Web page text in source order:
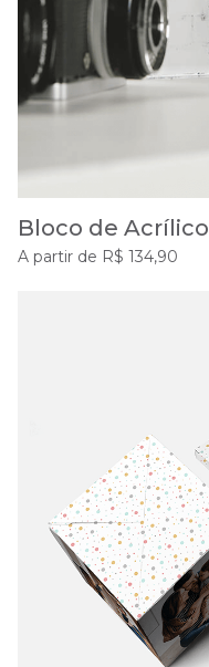
Bloco de Acrílico
A partir de R$ 134,90